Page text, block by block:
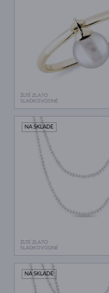
ŽLTÉ ZLATO
SLADKOVODNÉ
ŽLTÉ ZLATO
SLADKOVODNÉ
NA SKLADE
NA SKLADE